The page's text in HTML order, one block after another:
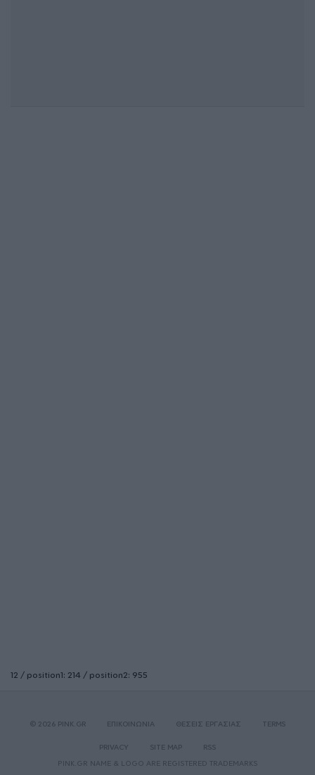
12 / position1: 214 / position2: 955
© 2026 PINK.GR ΕΠΙΚΟΙΝΩΝΙΑ ΘΕΣΕΙΣ ΕΡΓΑΣΙΑΣ TERMS
PRIVACY SITE MAP
RSS
PINK.GR NAME & LOGO ARE REGISTERED TRADEMARKS